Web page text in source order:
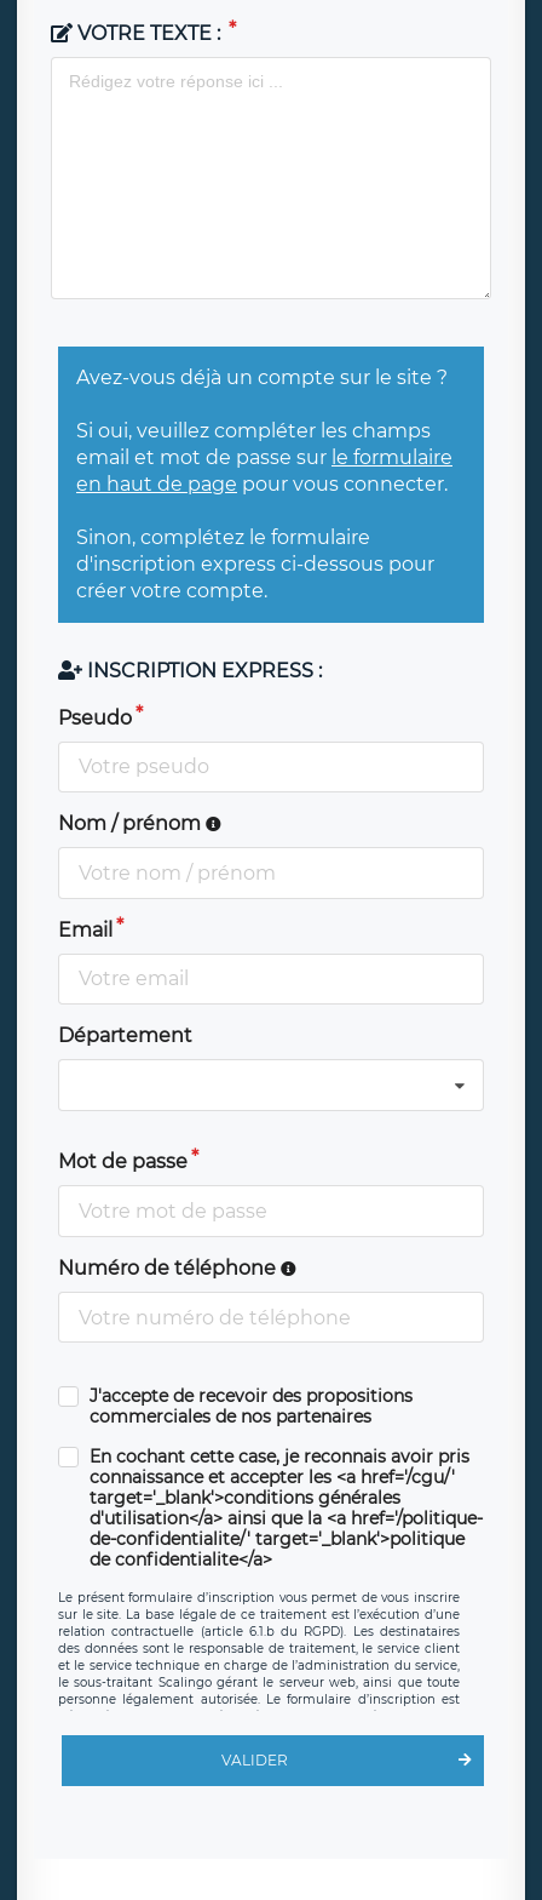
VOTRE TEXTE :
Avez-vous déjà un compte sur le site ?
Si oui, veuillez compléter les champs
email et mot de passe sur le formulaire
en haut de page pour vous connecter.
Sinon, complétez le formulaire
d'inscription express ci-dessous pour
créer votre compte.
INSCRIPTION EXPRESS :
Pseudo
Nom / prénom
Email
Département
Mot de passe
Numéro de téléphone
J'accepte de recevoir des propositions
commerciales de nos partenaires
En cochant cette case, je reconnais avoir pris
connaissance et accepter les <a href='/cgu/'
target='_blank'>conditions générales
d'utilisation</a> ainsi que la <a href='/politique-
de-confidentialite/' target='_blank'>politique
de confidentialite</a>
Le présent formulaire d’inscription vous permet de vous inscrire
sur le site. La base légale de ce traitement est l’exécution d’une
relation contractuelle (article 6.1.b du RGPD). Les destinataires
des données sont le responsable de traitement, le service client
et le service technique en charge de l’administration du service,
le sous-traitant Scalingo gérant le serveur web, ainsi que toute
personne légalement autorisée. Le formulaire d’inscription est
offrant desclauses de protection conformes au RGPD. Les
en sollicite la suppression, étant entendu que vous pouvez
demander la suppression de vos données et retirer votre
VALIDER